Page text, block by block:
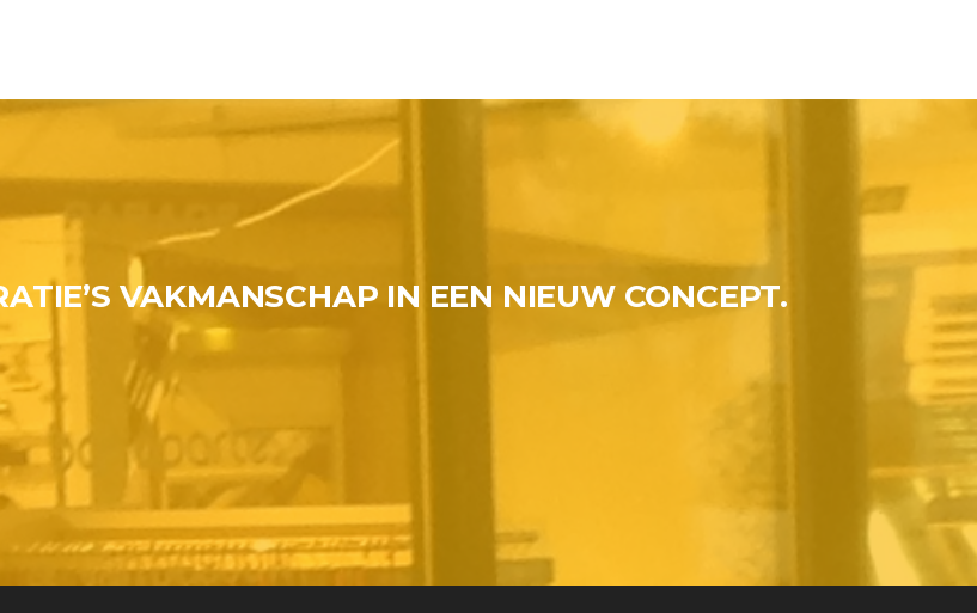
VAKMANSCHAP IN EEN NIEUW CONCEPT.